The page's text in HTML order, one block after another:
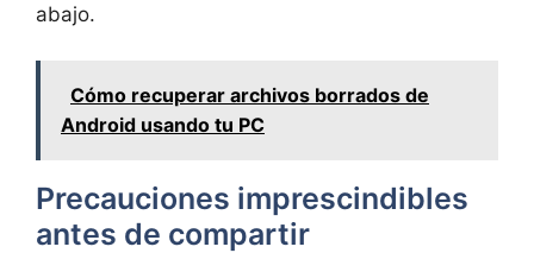
abajo.
Cómo recuperar archivos borrados de
Android usando tu PC
Precauciones imprescindibles
antes de compartir